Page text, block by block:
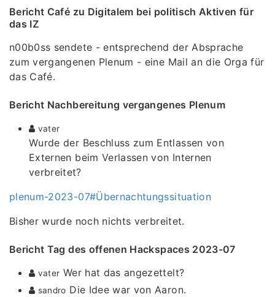
Bericht Café zu Digitalem bei politisch Aktiven für
das IZ
n00b0ss sendete - entsprechend der Absprache
zum vergangenen Plenum - eine Mail an die Orga für
das Café.
Bericht Nachbereitung vergangenes Plenum
vater
Wurde der Beschluss zum Entlassen von
Externen beim Verlassen von Internen
verbreitet?
plenum-2023-07#Übernachtungssituation
Bisher wurde noch nichts verbreitet.
Bericht Tag des offenen Hackspaces 2023-07
vater Wer hat das angezettelt?
sandro Die Idee war von Aaron.